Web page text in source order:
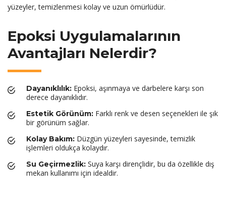
yüzeyler, temizlenmesi kolay ve uzun ömürlüdür.
Epoksi Uygulamalarının
Avantajları Nelerdir?
Dayanıklılık: Epoksi, aşınmaya ve darbelere karşı son
derece dayanıklıdır.
Estetik Görünüm: Farklı renk ve desen seçenekleri ile şık
bir görünüm sağlar.
Kolay Bakım: Düzgün yüzeyleri sayesinde, temizlik
işlemleri oldukça kolaydır.
Su Geçirmezlik: Suya karşı dirençlidir, bu da özellikle dış
mekan kullanımı için idealdir.